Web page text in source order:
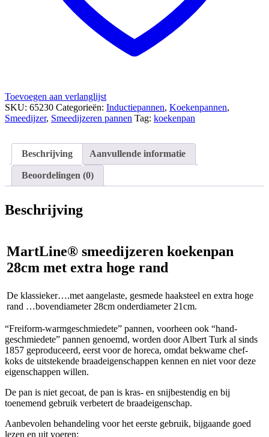
Toevoegen aan verlanglijst
SKU: 65230 Categorieën: Inductiepannen, Koekenpannen,
Smeedijzer, Smeedijzeren pannen Tag: koekenpan
Beschrijving Aanvullende informatie
Beoordelingen (0)
Beschrijving
MartLine® smeedijzeren koekenpan
28cm met extra hoge rand
De klassieker….met aangelaste, gesmede haaksteel en extra hoge
rand …bovendiameter 28cm onderdiameter 21cm.
“Freiform-warmgeschmiedete” pannen, voorheen ook “hand-
geschmiedete” pannen genoemd, worden door Albert Turk al sinds
1857 geproduceerd, eerst voor de horeca, omdat bekwame chef-
koks de uitstekende braadeigenschappen kennen en niet voor deze
eigenschappen willen.
De pan is niet gecoat, de pan is kras- en snijbestendig en bij
toenemend gebruik verbetert de braadeigenschap.
Aanbevolen behandeling voor het eerste gebruik, bijgaande goed
lezen en uit voeren: